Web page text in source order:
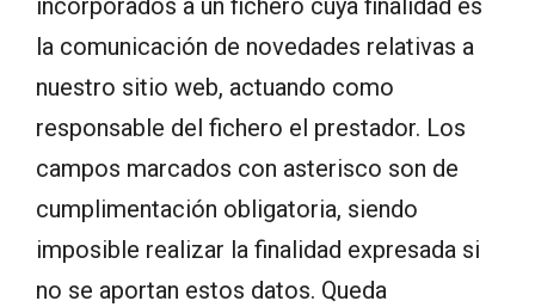
la comunicación de novedades relativas a
nuestro sitio web, actuando como
responsable del fichero el prestador. Los
campos marcados con asterisco son de
cumplimentación obligatoria, siendo
imposible realizar la finalidad expresada si
no se aportan estos datos. Queda